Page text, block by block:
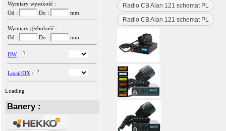
Wymiary wysokość :
Od :
Do : mm.
Wymiary głebokość :
Od :
Do : mm.
DW:
Local/DX :
Loading
Banery :
Radio CB Alan 121 schemat PL
Radio CB Alan 121 schemat PL